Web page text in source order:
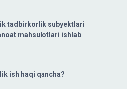
tadbirkorlik subyektlari
mahsulotlari ishlab
ish haqi qancha?